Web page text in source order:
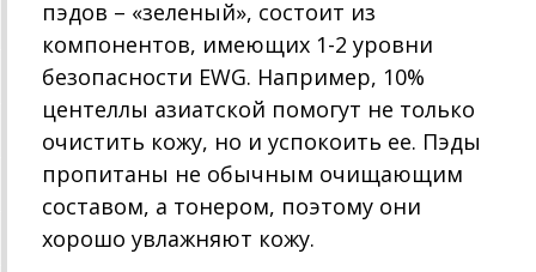
пэдов – «зеленый», состоит из
компонентов, имеющих 1-2 уровни
безопасности EWG. Например, 10%
центеллы азиатской помогут не только
очистить кожу, но и успокоить ее. Пэды
пропитаны не обычным очищающим
составом, а тонером, поэтому они
хорошо увлажняют кожу.